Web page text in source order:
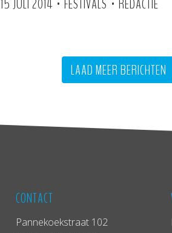
15 JULI 2014 FESTIVALS REDACTIE
LAAD MEER BERICHTEN
CONTACT
Pannekoekstraat 102